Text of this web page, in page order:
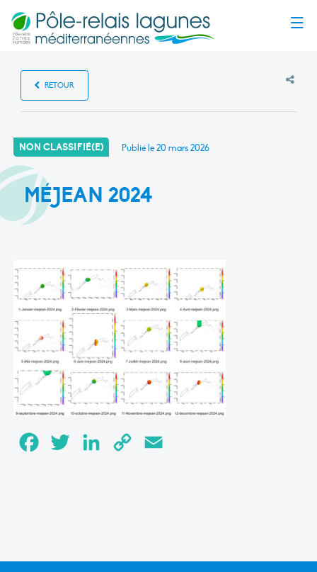
RETOUR
NON CLASSIFIÉ(E) Publié le20 mars 2026
MÉJEAN 2024
FacebookTwitter LinkedInCopy